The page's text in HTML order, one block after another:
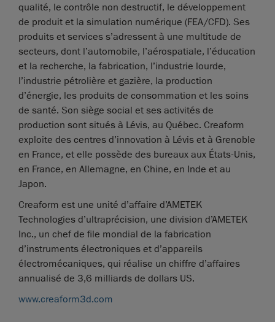
qualité, le contrôle non destructif, le développement
de produit et la simulation numérique (FEA/CFD). Ses
produits et services s’adressent à une multitude de
secteurs, dont l’automobile, l’aérospatiale, l’éducation
et la recherche, la fabrication, l’industrie lourde,
l’industrie pétrolière et gazière, la production
d’énergie, les produits de consommation et les soins
de santé. Son siège social et ses activités de
production sont situés à Lévis, au Québec. Creaform
exploite des centres d’innovation à Lévis et à Grenoble
en France, et elle possède des bureaux aux États-Unis,
en France, en Allemagne, en Chine, en Inde et au
Japon.
Creaform est une unité d’affaire d’AMETEK
Technologies d’ultraprécision, une division d’AMETEK
Inc., un chef de file mondial de la fabrication
d’instruments électroniques et d’appareils
électromécaniques, qui réalise un chiffre d’affaires
annualisé de 3,6 milliards de dollars US.
www.creaform3d.com